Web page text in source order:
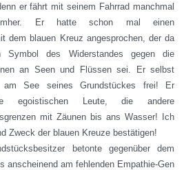
er fährt mit seinem Fahrrad manchmal
Er hatte schon mal einen
dem blauen Kreuz angesprochen, der da
des Widerstandes gegen die
an Seen und Flüssen sei. Er selbst
am See seines Grundstückes frei! Er
egoistischen Leute, die andere
mit Zäunen bis ans Wasser! Ich
Zweck der blauen Kreuze bestätigen!
betonte gegenüber dem
anscheinend am fehlenden Empathie-Gen